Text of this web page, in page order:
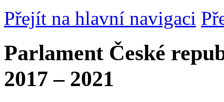
Přejít na hlavní navigaci
Parlament České
2017 – 2021